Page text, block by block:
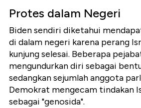
Protes dalam Negeri
Biden sendiri diketahui
di dalam negeri karena perang
kunjung selesai. Beberapa
mengundurkan diri sebagai
sedangkan sejumlah anggota
Demokrat mengecam tindakan
sebagai "genosida".